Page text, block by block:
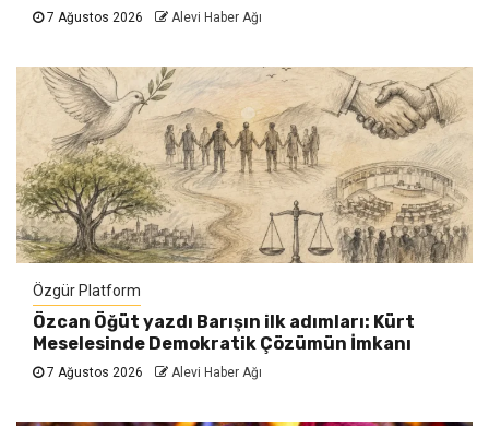
7 Ağustos 2026 Alevi Haber Ağı
Özgür Platform
Özcan Öğüt yazdı Barışın ilk adımları: Kürt
Meselesinde Demokratik Çözümün İmkanı
7 Ağustos 2026 Alevi Haber Ağı